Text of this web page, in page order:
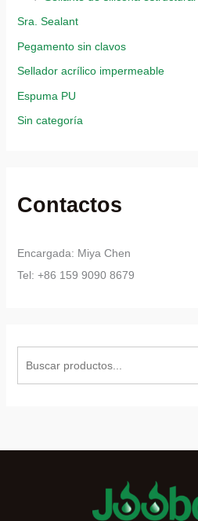
Sra. Sealant
Pegamento sin clavos
Sellador acrílico impermeable
Espuma PU
Sin categoría
Contactos
Encargada: Miya Chen
Tel: +86 159 9090 8679